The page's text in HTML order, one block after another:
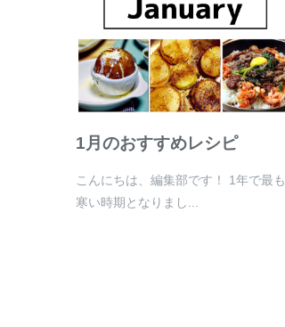
1月のおすすめレシピ
こんにちは、編集部です！ 1年で最も
寒い時期となりまし...